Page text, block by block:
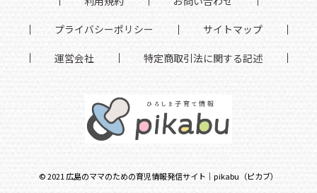
プライバシーポリシー サイトマップ
運営会社 特定商取引法に関する記述
©2021 広島のママのための育児情報発信サイト｜pikabu（ピカブ）